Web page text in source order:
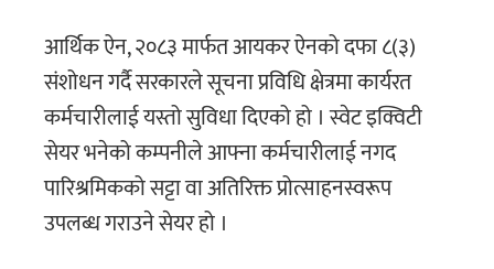
आर्थिक ऐन, २०८३ मार्फत आयकर ऐनको दफा ८(३)
संशोधन गर्दै सरकारले सूचना प्रविधि क्षेत्रमा कार्यरत
कर्मचारीलाई यस्तो सुविधा दिएको हो । स्वेट इक्विटी
सेयर भनेको कम्पनीले आफ्ना कर्मचारीलाई नगद
पारिश्रमिकको सट्टा वा अतिरिक्त प्रोत्साहनस्वरूप
उपलब्ध गराउने सेयर हो ।